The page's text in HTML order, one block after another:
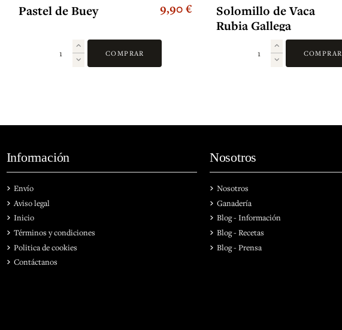
Pastel de Buey 9,90 €
COMPRAR
Solomillo de Vaca
Rubia Gallega
COMPRAR
Información
Envío
Aviso legal
Inicio
Términos y condiciones
Politica de cookies
Contáctanos
Nosotros
Nosotros
Ganadería
Blog - Información
Blog - Recetas
Blog - Prensa